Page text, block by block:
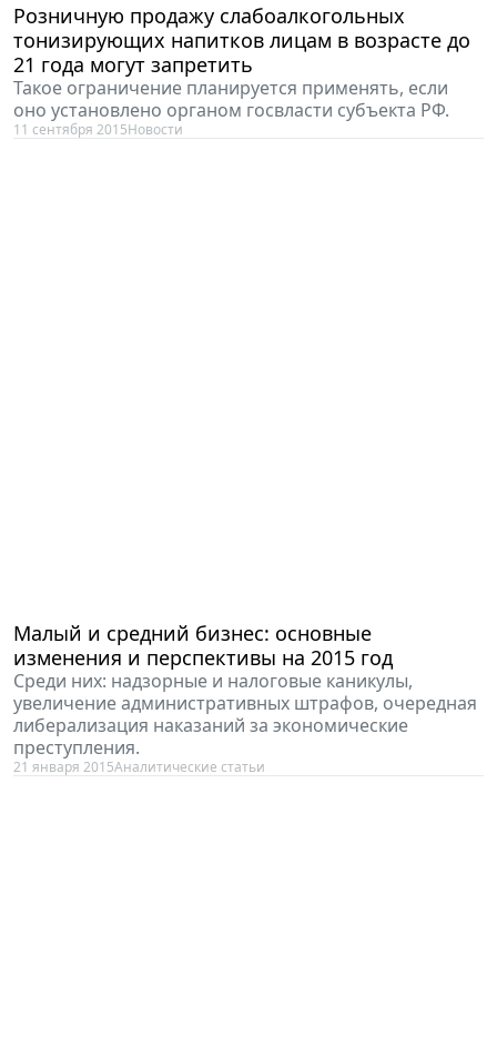
Розничную продажу слабоалкогольных
тонизирующих напитков лицам в возрасте до
21 года могут запретить
Такое ограничение планируется применять, если
оно установлено органом госвласти субъекта РФ.
11 сентября 2015Новости
Малый и средний бизнес: основные
изменения и перспективы на 2015 год
Среди них: надзорные и налоговые каникулы,
увеличение административных штрафов, очередная
либерализация наказаний за экономические
преступления.
21 января 2015Аналитические статьи